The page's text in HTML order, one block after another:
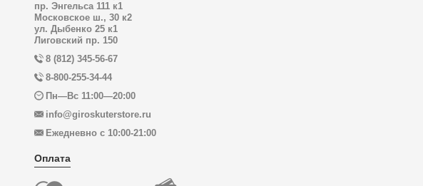
пр. Энгельса 111 к1
Московское ш., 30 к2
ул. Дыбенко 25 к1
Лиговский пр. 150
8 (812) 345-56-67
8-800-255-34-44
Пн—Вс 11:00—20:00
info@giroskuterstore.ru
Ежедневно с 10:00-21:00
Оплата